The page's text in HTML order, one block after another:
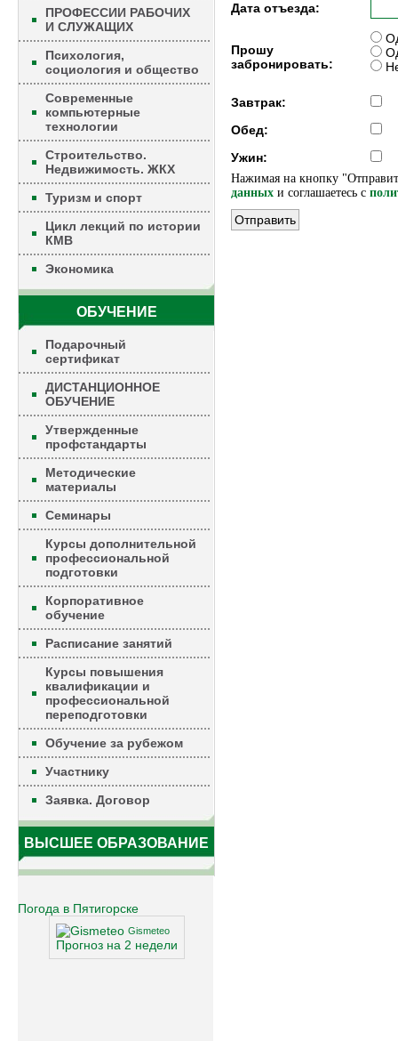
ПРОФЕССИИ РАБОЧИХ
И СЛУЖАЩИХ
Психология,
социология и общество
Современные
компьютерные
технологии
Строительство.
Недвижимость. ЖКХ
Туризм и спорт
Цикл лекций по истории
КМВ
Экономика
ОБУЧЕНИЕ
Подарочный
сертификат
ДИСТАНЦИОННОЕ
ОБУЧЕНИЕ
Утвержденные
профстандарты
Методические
материалы
Семинары
Курсы дополнительной
профессиональной
подготовки
Корпоративное
обучение
Расписание занятий
Курсы повышения
квалификации и
профессиональной
переподготовки
Обучение за рубежом
Участнику
Заявка. Договор
ВЫСШЕЕ ОБРАЗОВАНИЕ
Погода в Пятигорске
Gismeteo
Прогноз на 2 недели
Дата отъезда:
Прошу
забронировать:
Завтрак:
Обед:
Ужин:
Нажимая на кнопку
данных и соглашаетесь c